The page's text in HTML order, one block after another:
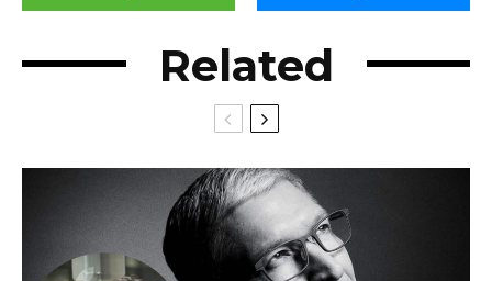
Related